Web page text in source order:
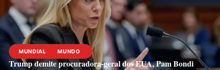
MUNDIAL MUNDO
Trump demite procuradora-geral dos EUA, Pam Bondi